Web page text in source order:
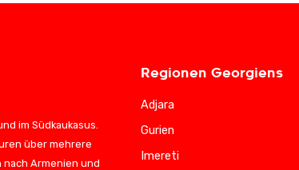
im Südkaukasus.
über mehrere
nach Armenien und
Regionen Georgiens
Adjara
Gurien
Imereti